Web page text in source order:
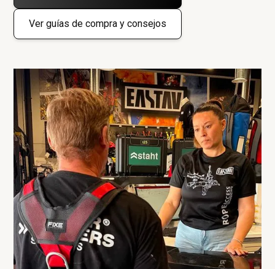
Ver guías de compra y consejos